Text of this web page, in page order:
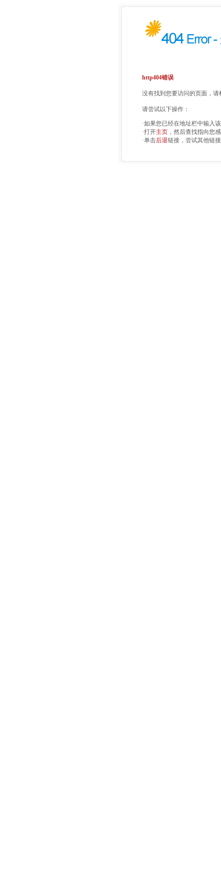
http404错误
没有找到您要访问的页面，
请尝试以下操作：
·如果您已经在地址栏中输入
·打开主页 ，然后查找指向您
·单击后退链接，尝试其他链